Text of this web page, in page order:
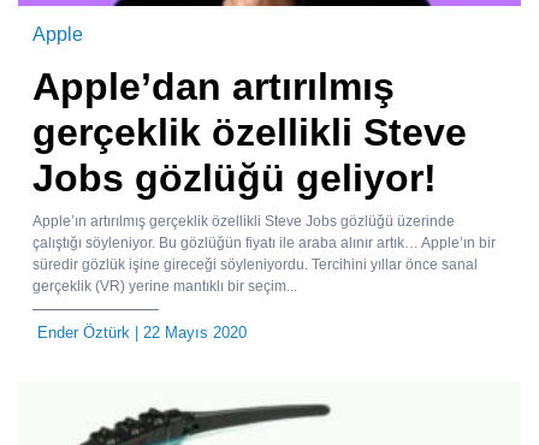
Apple
Apple’dan artırılmış
gerçeklik özellikli Steve
Jobs gözlüğü geliyor!
Apple’ın artırılmış gerçeklik özellikli Steve Jobs gözlüğü üzerinde
çalıştığı söyleniyor. Bu gözlüğün fiyatı ile araba alınır artık… Apple’ın bir
süredir gözlük işine gireceği söyleniyordu. Tercihini yıllar önce sanal
gerçeklik (VR) yerine mantıklı bir seçim...
Ender Öztürk | 22 Mayıs 2020